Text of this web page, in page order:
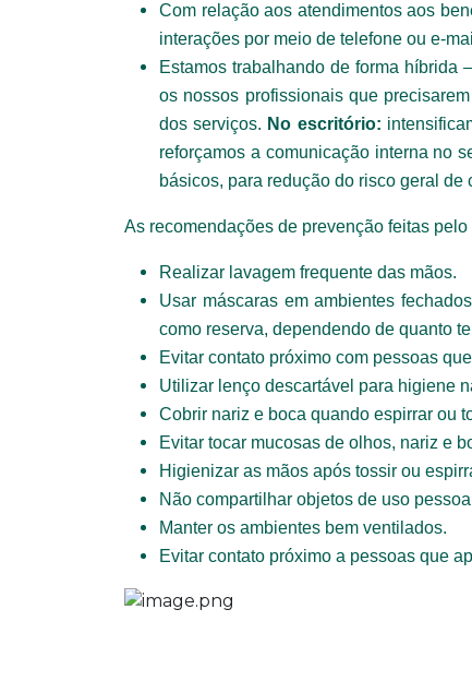
Com relação aos atendimentos aos
interações por meio de telefone ou e-
Estamos trabalhando de forma híbrida –
os nossos profissionais que
dos serviços. No escritório:
reforçamos a comunicação interna no
básicos, para redução do risco geral de
As recomendações de prevenção feitas
Realizar lavagem frequente das mãos.
Usar máscaras em ambientes
como reserva, dependendo de quanto
Evitar contato próximo com pessoas
Utilizar lenço descartável para higiene
Cobrir nariz e boca quando espirrar ou
Evitar tocar mucosas de olhos, nariz e
Higienizar as mãos após tossir ou
Não compartilhar objetos de uso
Manter os ambientes bem ventilados.
Evitar contato próximo a pessoas que
Faça parte de uma
*Campos obrigatórios
Nome completo*
Endereço
Naturalidade